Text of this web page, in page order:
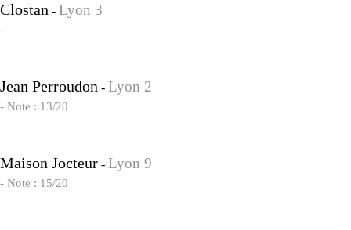
Clostan - Lyon 3
-
Jean Perroudon - Lyon 2
- Note : 13/20
Maison Jocteur - Lyon 9
- Note : 15/20